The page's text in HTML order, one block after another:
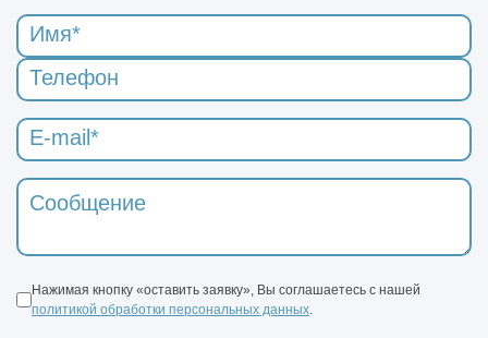
Нажимая кнопку «оставить заявку», Вы соглашаетесь с нашей
политикой обработки персональных данных